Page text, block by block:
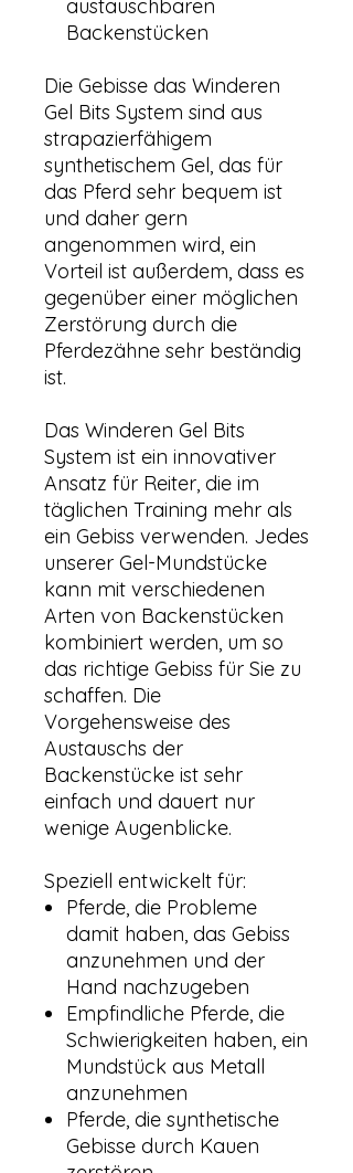
austauschbaren
Backenstücken
Die Gebisse das Winderen
Gel Bits System sind aus
strapazierfähigem
synthetischem Gel, das für
das Pferd sehr bequem ist
und daher gern
angenommen wird, ein
Vorteil ist außerdem, dass es
gegenüber einer möglichen
Zerstörung durch die
Pferdezähne sehr beständig
ist.
Das Winderen Gel Bits
System ist ein innovativer
Ansatz für Reiter, die im
täglichen Training mehr als
ein Gebiss verwenden. Jedes
unserer Gel-Mundstücke
kann mit verschiedenen
Arten von Backenstücken
kombiniert werden, um so
das richtige Gebiss für Sie zu
schaffen. Die
Vorgehensweise des
Austauschs der
Backenstücke ist sehr
einfach und dauert nur
wenige Augenblicke.
Speziell entwickelt für:
Pferde, die Probleme
damit haben, das Gebiss
anzunehmen und der
Hand nachzugeben
Empfindliche Pferde, die
Schwierigkeiten haben, ein
Mundstück aus Metall
anzunehmen
Pferde, die synthetische
Gebisse durch Kauen